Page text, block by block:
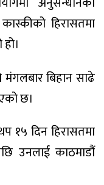
हिरासतमा
बिहान साढे
छ।
१५ दिन हिरासतमा
उनलाई काठमाडौं